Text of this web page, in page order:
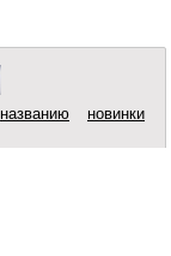
названию новинки